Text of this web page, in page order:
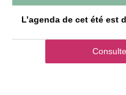
L’agenda de cet été est